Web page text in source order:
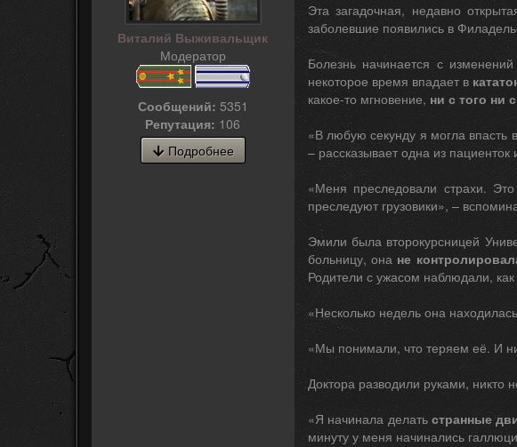
Виталий Выживальщик
Модератор
Сообщений: 5351
Репутация: 106
Подробнее
Эта загадочная, недавно
заболевшие появились в
Болезнь начинается с
некоторое время впадает в
какое-то мгновение, ни с того ни
«В любую секунду я могла впасть
– рассказывает одна из
«Меня преследовали страхи.
преследуют грузовики», –
Эмили была второкурсницей
больницу, она не
Родители с ужасом наблюдали,
«Несколько недель она
«Мы понимали, что теряем её. И
Доктора разводили руками, никто
«Я начинала делать странные
минуту у меня начинались